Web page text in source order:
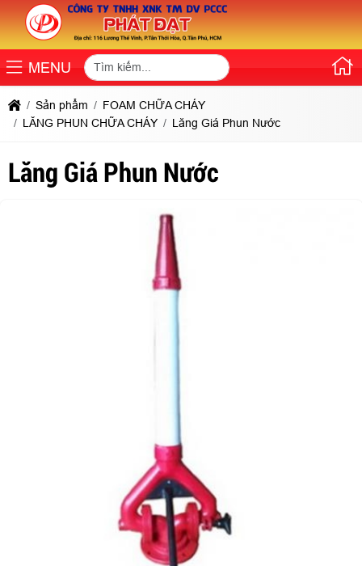
MENU
Sản phẩm
FOAM CHỮA CHÁY
LĂNG PHUN CHỮA CHÁY
Lăng Giá Phun Nước
Lăng Giá Phun Nước